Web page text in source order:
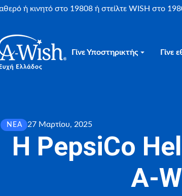
ή κινητό στο 19808 ή στείλτε WISH στο
Γίνε Υποστηρικτής Γίνε
ΝΈΑ 27 Μαρτίου, 2025
Η PepsiCo
A-